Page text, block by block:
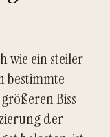
wie ein steiler
bestimmte
Biss
der